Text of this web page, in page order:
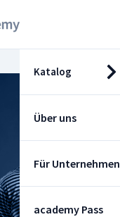
Katalog
Über uns
Für Unternehmen
academy Pass